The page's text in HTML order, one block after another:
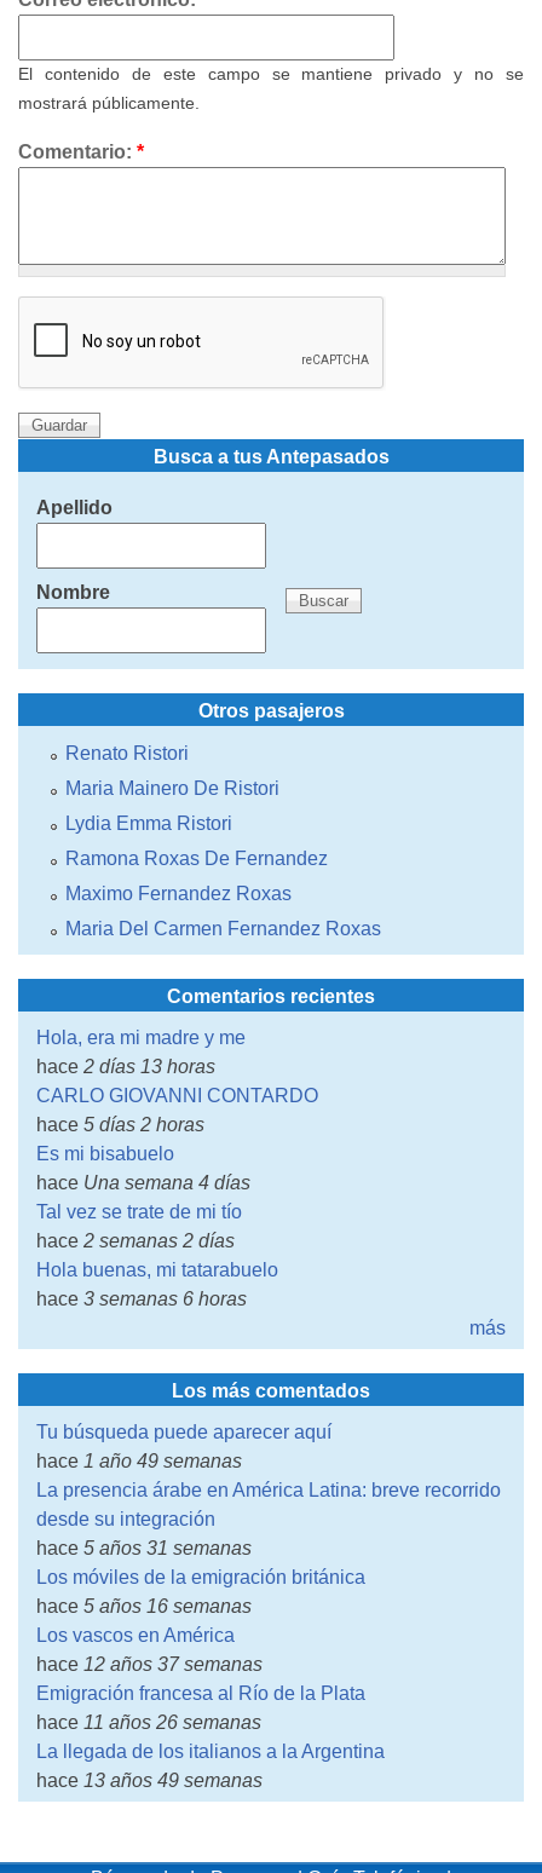
El contenido de este campo se mantiene privado y no se
mostrará públicamente.
Comentario: *
Busca a tus Antepasados
Apellido
Nombre
Otros pasajeros
Renato Ristori
Maria Mainero De Ristori
Lydia Emma Ristori
Ramona Roxas De Fernandez
Maximo Fernandez Roxas
Maria Del Carmen Fernandez Roxas
Comentarios recientes
Hola, era mi madre y me
hace 2 días 13 horas
CARLO GIOVANNI CONTARDO
hace 5 días 2 horas
Es mi bisabuelo
hace Una semana 4 días
Tal vez se trate de mi tío
hace 2 semanas 2 días
Hola buenas, mi tatarabuelo
hace 3 semanas 6 horas
más
Los más comentados
Tu búsqueda puede aparecer aquí
hace 1 año 49 semanas
La presencia árabe en América Latina: breve recorrido
desde su integración
hace 5 años 31 semanas
Los móviles de la emigración británica
hace 5 años 16 semanas
Los vascos en América
hace 12 años 37 semanas
Emigración francesa al Río de la Plata
hace 11 años 26 semanas
La llegada de los italianos a la Argentina
hace 13 años 49 semanas